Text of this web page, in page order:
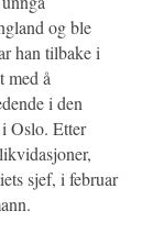
og ble
han tilbake i
med å
i den
Oslo. Etter
sjef, i februar